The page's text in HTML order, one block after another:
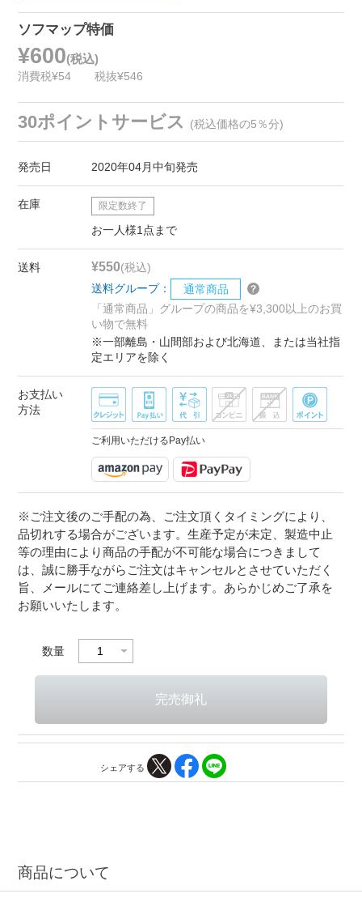
ソフマップ特価
¥600(税込)
消費税¥54 税抜¥546
30ポイントサービス (税込価格の5％分)
発売日 2020年04月中旬発売
在庫 限定数終了
お一人様1点まで
送料 ¥550(税込)
送料グループ：
通常商品
「通常商品」グループの商品を¥3,300以上のお買
い物で無料
※一部離島・山間部および北海道、または当社指
定エリアを除く
お支払い
方法
ご利用いただけるPay払い
※ご注文後のご手配の為、ご注文頂くタイミングにより、
品切れする場合がございます。生産予定が未定、製造中止
等の理由により商品の手配が不可能な場合につきまして
は、誠に勝手ながらご注文はキャンセルとさせていただく
旨、メールにてご連絡差し上げます。あらかじめご了承を
お願いいたします。
数量
シェアする
商品について